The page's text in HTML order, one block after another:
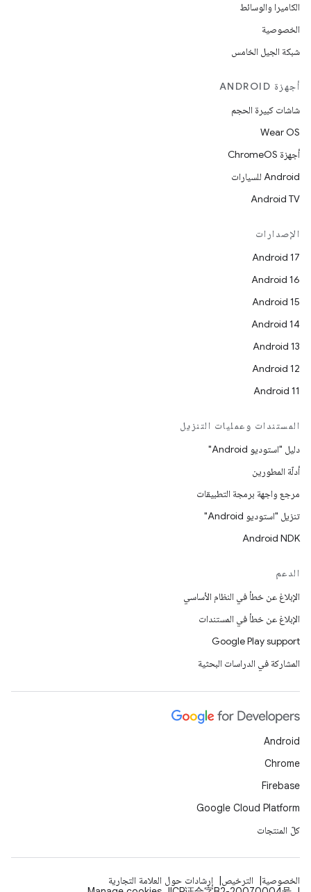
الكاميرا والوسائط
الخصوصية
شبكة الجيل الخامس
أجهزة ANDROID
شاشات كبيرة الحجم
Wear OS
أجهزة ChromeOS
Android للسيارات
Android TV
الإصدارات
Android 17
Android 16
Android 15
Android 14
Android 13
Android 12
Android 11
المستندات وعمليات التنزيل
دليل "استوديو Android"
أدلّة المطورين
مرجع واجهة برمجة التطبيقات
تنزيل "استوديو Android"
Android NDK
الدعم
الإبلاغ عن خطأ في النظام الأساسي
الإبلاغ عن خطأ في المستندات
Google Play support
المشاركة في الدراسات البحثية
Android
Chrome
Firebase
Google Cloud Platform
كلّ المنتجات
الخصوصية الترخيص
إرشادات حول العلامة التجارية